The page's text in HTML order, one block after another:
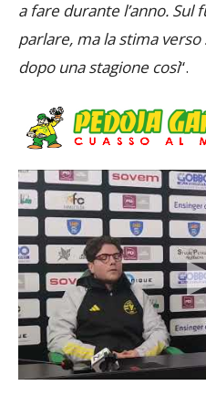
a fare durante l’anno.
parlare, ma la stima
dopo una stagione così“.